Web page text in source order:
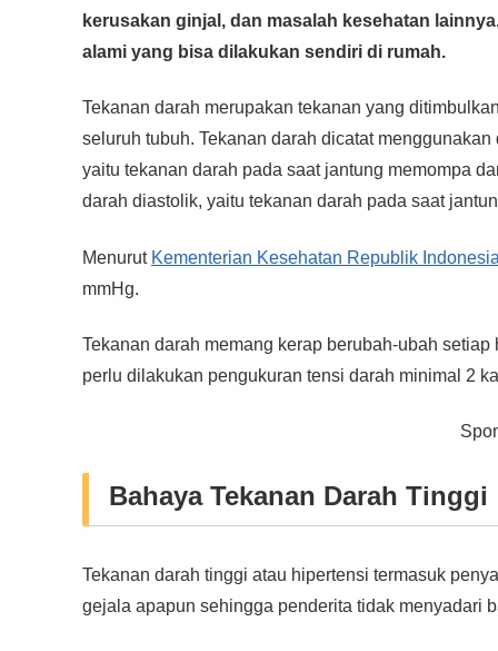
e
o
o
k
er s
p
p
e
g
er
y
n
k
e
kerusakan ginjal, dan masalah kesehatan
alami yang bisa dilakukan sendiri di rumah.
Tekanan darah merupakan tekanan yang
seluruh tubuh. Tekanan darah dicatat
yaitu tekanan darah pada saat jantung memompa
darah diastolik, yaitu tekanan darah pada saat
Menurut Kementerian Kesehatan Republik Indonesia
mmHg.
Tekanan darah memang kerap berubah-ubah
perlu dilakukan pengukuran tensi darah minimal 2
Bahaya Tekanan Darah Tinggi
Tekanan darah tinggi atau hipertensi termasuk
gejala apapun sehingga penderita tidak menyadari